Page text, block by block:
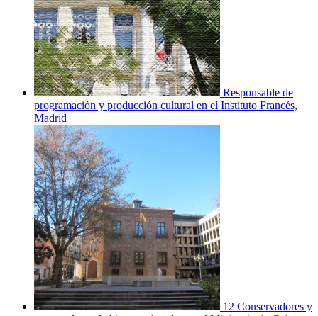
Responsable de
programación y producción cultural en el Instituto Francés,
Madrid
12 Conservadores y